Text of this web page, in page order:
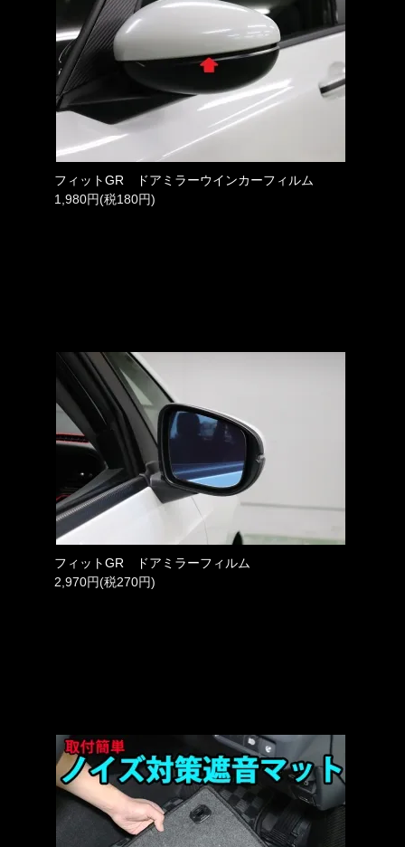
フィットGR ドアミラーウインカーフィルム
1,980円(税180円)
フィットGR ドアミラーフィルム
2,970円(税270円)